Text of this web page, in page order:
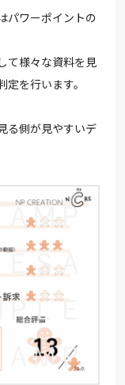
パワーポイントの
て様々な資料を見
を行います。
る側が見やすいデ